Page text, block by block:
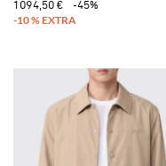
1 094,50 € -45%